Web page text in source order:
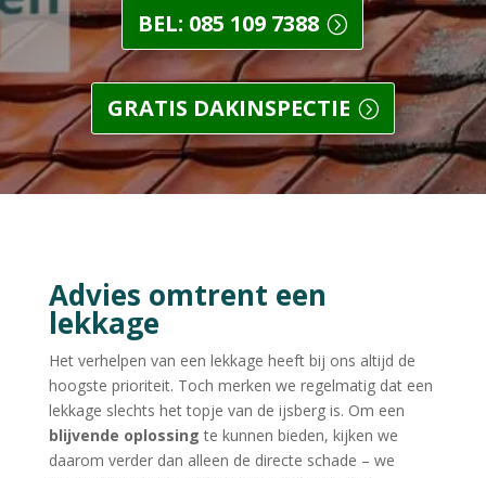
BEL: 085 109 7388
GRATIS DAKINSPECTIE
Advies omtrent een
lekkage
Het verhelpen van een lekkage heeft bij ons altijd de
hoogste prioriteit. Toch merken we regelmatig dat een
lekkage slechts het topje van de ijsberg is. Om een
blijvende oplossing te kunnen bieden, kijken we
daarom verder dan alleen de directe schade – we